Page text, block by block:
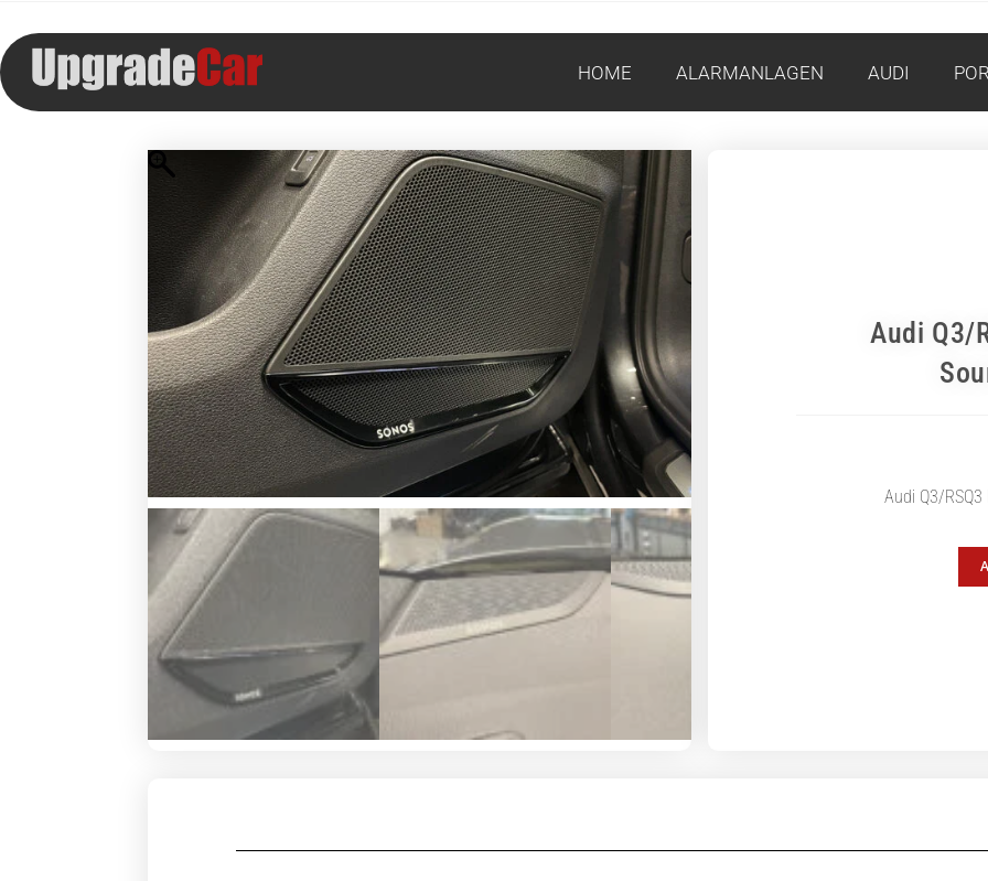
HOME ALARMANLAGEN AUDI
Audi Q3/
Audi Q3/